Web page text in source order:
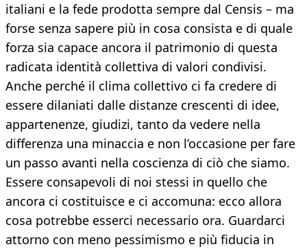
italiani e la fede prodotta sempre dal Censis – ma
forse senza sapere più in cosa consista e di quale
forza sia capace ancora il patrimonio di questa
radicata identità collettiva di valori condivisi.
Anche perché il clima collettivo ci fa credere di
essere dilaniati dalle distanze crescenti di idee,
appartenenze, giudizi, tanto da vedere nella
differenza una minaccia e non l’occasione per fare
un passo avanti nella coscienza di ciò che siamo.
Essere consapevoli di noi stessi in quello che
ancora ci costituisce e ci accomuna: ecco allora
cosa potrebbe esserci necessario ora. Guardarci
attorno con meno pessimismo e più fiducia in